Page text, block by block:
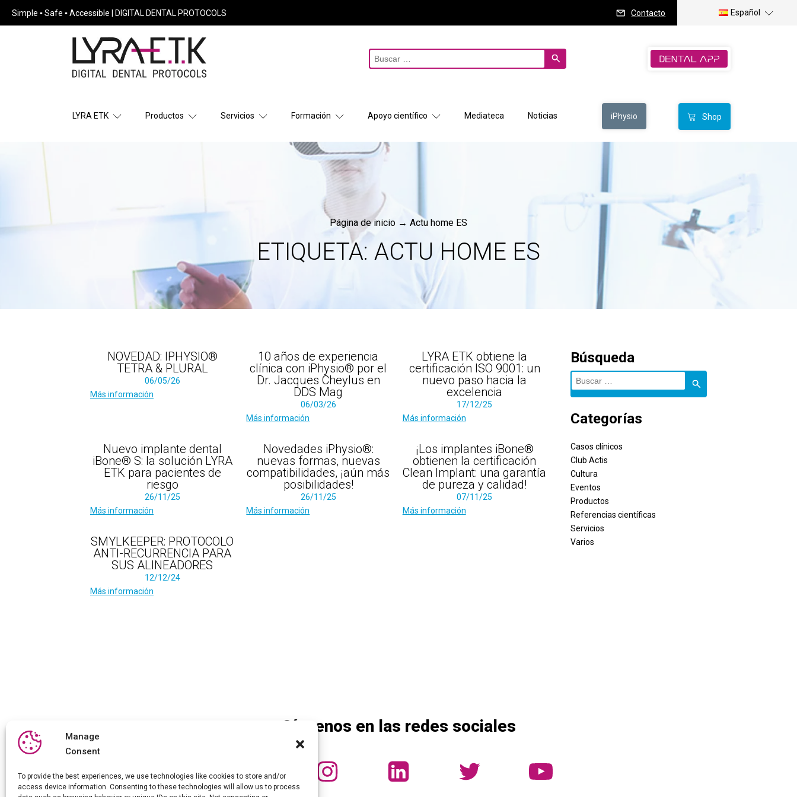
Manage
Consent
To provide the best experiences, we use technologies like cookies to store and/or
access device information. Consenting to these technologies will allow us to process
Simple ▪ Safe ▪ Accessible | DIGITAL DENTAL PROTOCOLS Contacto Español
Buscar:
LYRA ETK Productos Servicios Formación Apoyo científico Mediateca Noticias iPhysio Shop
Página de inicio → Actu home ES
ETIQUETA: ACTU HOME ES
NOVEDAD: IPHYSIO®
TETRA & PLURAL
06/05/26
Más información
10 años de experiencia
clínica con iPhysio® por el
Dr. Jacques Cheylus en
DDS Mag
06/03/26
Más información
LYRA ETK obtiene la
certificación ISO 9001: un
nuevo paso hacia la
excelencia
17/12/25
Más información
Nuevo implante dental
iBone® S: la solución LYRA
ETK para pacientes de
riesgo
26/11/25
Más información
Novedades iPhysio®:
nuevas formas, nuevas
compatibilidades, ¡aún más
posibilidades!
26/11/25
Más información
¡Los implantes iBone®
obtienen la certificación
Clean Implant: una garantía
de pureza y calidad!
07/11/25
Más información
SMYLKEEPER: PROTOCOLO
ANTI-RECURRENCIA PARA
SUS ALINEADORES
12/12/24
Más información
Búsqueda
Buscar:
Categorías
Casos clínicos
Club Actis
Cultura
Eventos
Productos
Referencias científicas
Servicios
Varios
Síguenos en las redes sociales